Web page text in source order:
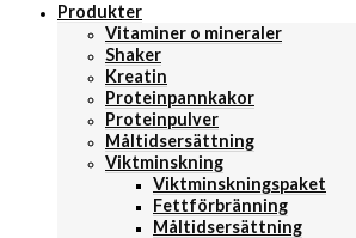
Produkter
Vitaminer o mineraler
Shaker
Kreatin
Proteinpannkakor
Proteinpulver
Måltidsersättning
Viktminskning
Viktminskningspaket
Fettförbränning
Måltidsersättning